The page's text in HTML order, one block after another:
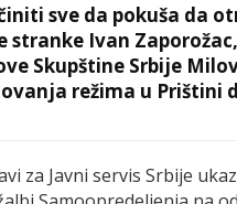
sve da pokuša da
stranke Ivan
Skupštine Srbije
režima u Prištini
za Javni servis Srbije